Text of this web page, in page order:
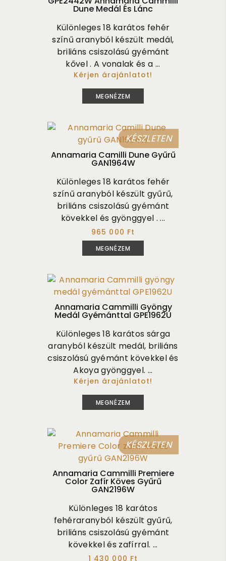
Dune Medál És Lánc
Különleges 18 karátos fehér
színű aranyból készült medál,
briliáns csiszolású gyémánt
kővel . A vonalak és a ...
Kérjen árajánlatot!
MEGNÉZEM
KÉSZLETEN
Annamaria Camilli Dune Gyűrű
GAN1964W
Különleges 18 karátos fehér
színű aranyból készült gyűrű,
briliáns csiszolású gyémánt
kövekkel és gyönggyel . ...
965 000 Ft
MEGNÉZEM
Annamaria Cammilli Gyöngy
Medál Gyémánttal GPE1962U
Különleges 18 karátos sárga
aranyból készült medál, briliáns
csiszolású gyémánt kövekkel és
Akoya gyönggyel. ...
Kérjen árajánlatot!
MEGNÉZEM
KÉSZLETEN
Annamaria Cammilli Premiere
Color Zafír Köves Gyűrű
GAN2196W
Különleges 18 karátos
fehéraranyból készült gyűrű,
briliáns csiszolású gyémánt
kövekkel és zafírral. ...
1 430 000 Ft